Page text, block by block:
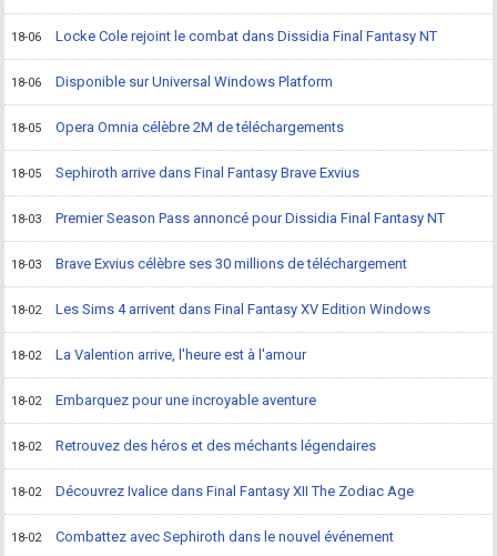
18-06 Locke Cole rejoint le combat dans Dissidia Final Fantasy NT
18-06 Disponible sur Universal Windows Platform
18-05 Opera Omnia célèbre 2M de téléchargements
18-05 Sephiroth arrive dans Final Fantasy Brave Exvius
18-03 Premier Season Pass annoncé pour Dissidia Final Fantasy NT
18-03 Brave Exvius célèbre ses 30 millions de téléchargement
18-02 Les Sims 4 arrivent dans Final Fantasy XV Edition Windows
18-02 La Valention arrive, l'heure est à l'amour
18-02 Embarquez pour une incroyable aventure
18-02 Retrouvez des héros et des méchants légendaires
18-02 Découvrez Ivalice dans Final Fantasy XII The Zodiac Age
18-02 Combattez avec Sephiroth dans le nouvel événement